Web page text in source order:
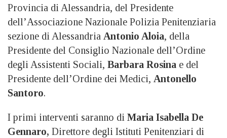
Provincia di Alessandria, del Presidente
dell’Associazione Nazionale Polizia Penitenziaria
sezione di Alessandria Antonio Aloia, della
Presidente del Consiglio Nazionale dell’Ordine
degli Assistenti Sociali, Barbara Rosina e del
Presidente dell’Ordine dei Medici, Antonello
Santoro.
I primi interventi saranno di Maria Isabella De
Gennaro, Direttore degli Istituti Penitenziari di